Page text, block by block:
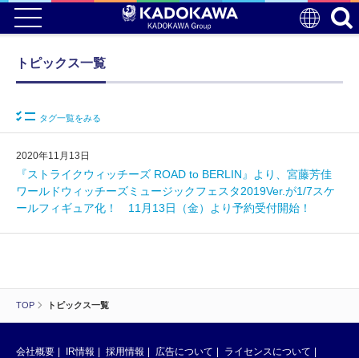
TOP トピックス一覧
トピックス一覧
タグ一覧をみる
2020年11月13日
『ストライクウィッチーズ ROAD to BERLIN』より、宮藤芳佳
ワールドウィッチーズミュージックフェスタ2019Ver.が1/7スケ
ールフィギュア化！ 11月13日（金）より予約受付開始！
会社概要 IR情報 採用情報 広告について
ライセンスについて